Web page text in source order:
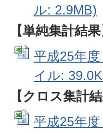
ル: 2.9MB)
【単純集計結果
平成25年
イル:
【クロス集計結
平成25年